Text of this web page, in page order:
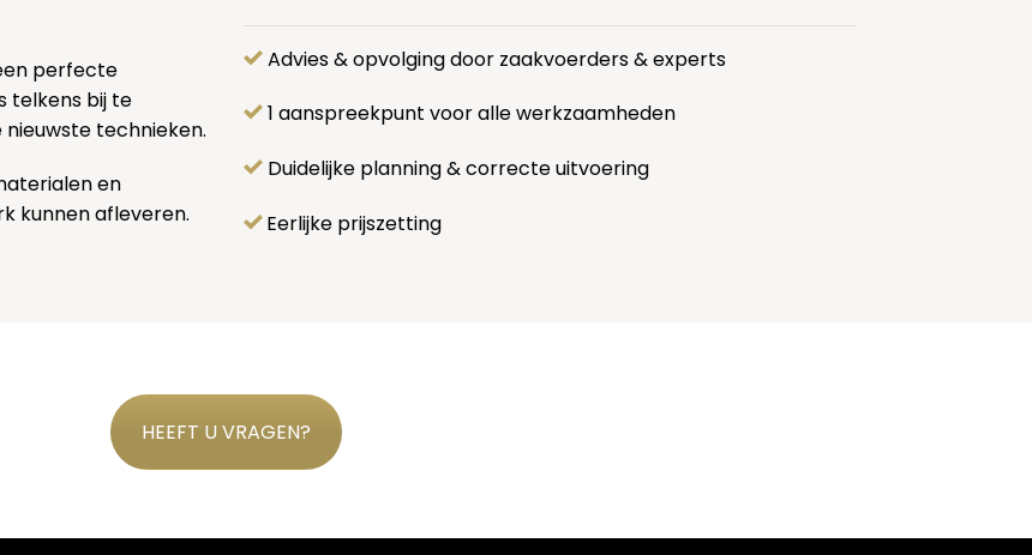
perfecte
telkens bij te
technieken.
en
kunnen afleveren.
Advies & opvolging door zaakvoerders & experts
1 aanspreekpunt voor alle werkzaamheden
Duidelijke planning & correcte uitvoering
Eerlijke prijszetting
HEEFT U VRAGEN?